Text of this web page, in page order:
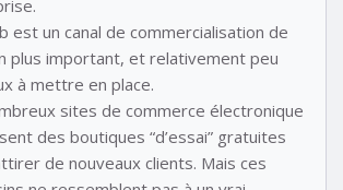
est un canal de commercialisation de
plus important, et relativement peu
à mettre en place.
sites de commerce électronique
des boutiques “d’essai” gratuites
de nouveaux clients. Mais ces